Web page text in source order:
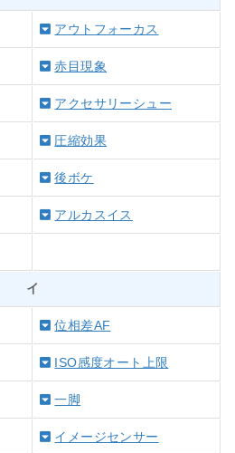
アウトフォーカス
赤目現象
アクセサリーシュー
圧縮効果
後ボケ
アルカスイス
イ
位相差AF
ISO感度オート上限
一脚
イメージセンサー